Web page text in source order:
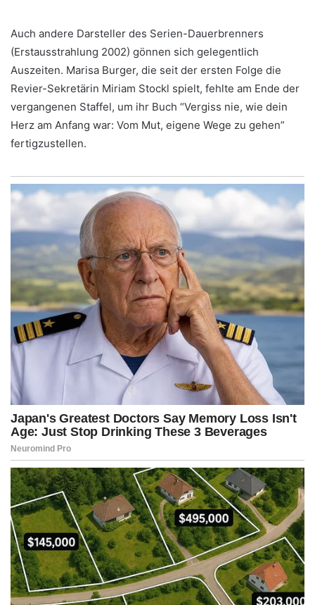
Auch andere Darsteller des Serien-Dauerbrenners
(Erstausstrahlung 2002) gönnen sich gelegentlich
Auszeiten. Marisa Burger, die seit der ersten Folge die
Revier-Sekretärin Miriam Stockl spielt, fehlte am Ende der
vergangenen Staffel, um ihr Buch “Vergiss nie, wie dein
Herz am Anfang war: Vom Mut, eigene Wege zu gehen”
fertigzustellen.